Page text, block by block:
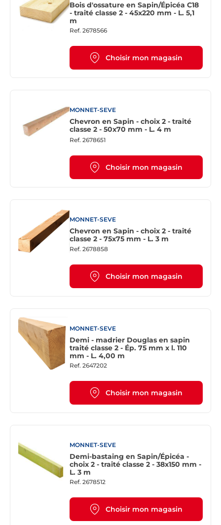
Bois d'ossature en Sapin/Épicéa C18
- traité classe 2 - 45x220 mm - L. 5,1
m
Ref. 2678566
Choisir mon magasin
MONNET-SEVE
Chevron en Sapin - choix 2 - traité
classe 2 - 50x70 mm - L. 4 m
Ref. 2678651
Choisir mon magasin
MONNET-SEVE
Chevron en Sapin - choix 2 - traité
classe 2 - 75x75 mm - L. 3 m
Ref. 2678858
Choisir mon magasin
MONNET-SEVE
Demi - madrier Douglas en sapin
traité classe 2 - Ép. 75 mm x l. 110
mm - L. 4,00 m
Ref. 2647202
Choisir mon magasin
MONNET-SEVE
Demi-bastaing en Sapin/Épicéa -
choix 2 - traité classe 2 - 38x150 mm -
L. 3 m
Ref. 2678512
Choisir mon magasin